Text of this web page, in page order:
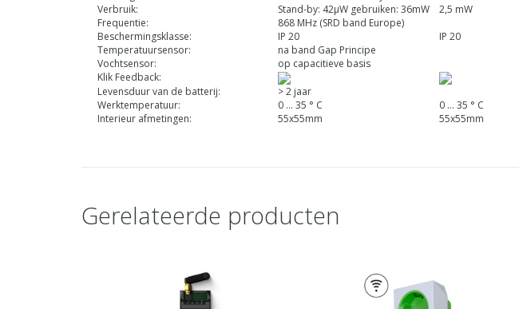
Verbruik:
Stand-by: 42μW gebruiken: 36mW 2,5 mW
Frequentie:
868 MHz (SRD band Europe)
Beschermingsklasse:
IP 20
IP 20
Temperatuursensor:
na band Gap Principe
Vochtsensor:
op capacitieve basis
Klik Feedback:
Levensduur van de batterij: > 2 jaar
Werktemperatuur:
0 ... 35 ° C
0 ... 35 ° C
Interieur afmetingen:
55x55mm 55x55mm
Gerelateerde producten